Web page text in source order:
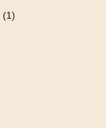
(1)